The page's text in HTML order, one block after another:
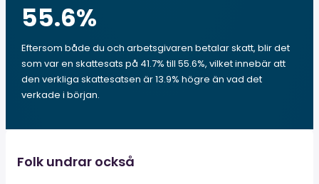
55.6%
Eftersom både du och arbetsgivaren betalar skatt, blir det
som var en skattesats på 41.7% till 55.6%, vilket innebär att
den verkliga skattesatsen är 13.9% högre än vad det
verkade i början.
Folk undrar också